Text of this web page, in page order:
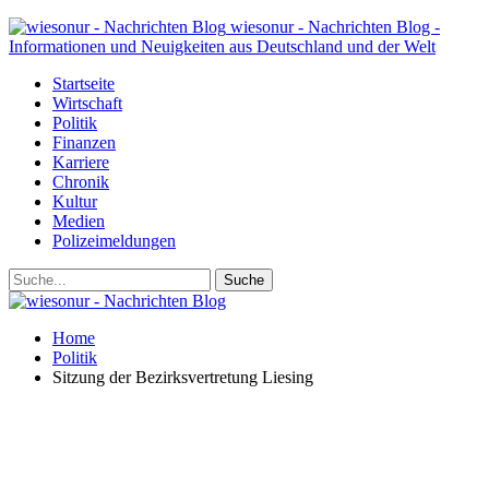
wiesonur - Nachrichten Blog -
Informationen und Neuigkeiten aus Deutschland und der Welt
Startseite
Wirtschaft
Politik
Finanzen
Karriere
Chronik
Kultur
Medien
Polizeimeldungen
Home
Politik
Sitzung der Bezirksvertretung Liesing